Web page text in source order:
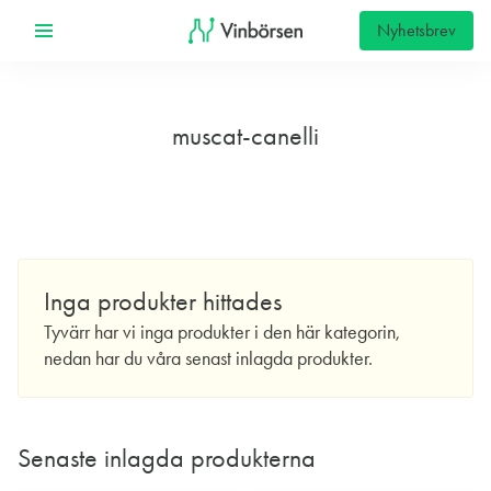
Nyhetsbrev
muscat-canelli
Inga produkter hittades
Tyvärr har vi inga produkter i den här kategorin,
nedan har du våra senast inlagda produkter.
Senaste inlagda produkterna